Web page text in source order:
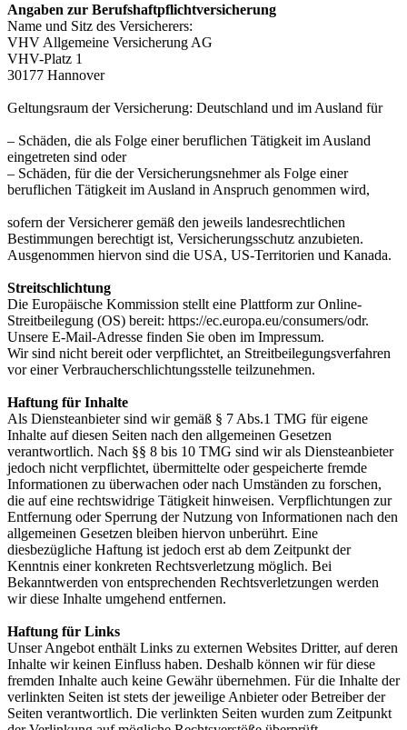
Angaben zur Berufshaftpflichtversicherung
Name und Sitz des Versicherers:
VHV Allgemeine Versicherung AG
VHV-Platz 1
30177 Hannover
Geltungsraum der Versicherung: Deutschland und im Ausland für
– Schäden, die als Folge einer beruflichen Tätigkeit im Ausland
eingetreten sind oder
– Schäden, für die der Versicherungsnehmer als Folge einer
beruflichen Tätigkeit im Ausland in Anspruch genommen wird,
sofern der Versicherer gemäß den jeweils landesrechtlichen
Bestimmungen berechtigt ist, Versicherungsschutz anzubieten.
Ausgenommen hiervon sind die USA, US-Territorien und Kanada.
Streitschlichtung
Die Europäische Kommission stellt eine Plattform zur Online-
Streitbeilegung (OS) bereit: https://ec.europa.eu/consumers/odr.
Unsere E-Mail-Adresse finden Sie oben im Impressum.
Wir sind nicht bereit oder verpflichtet, an Streitbeilegungsverfahren
vor einer Verbraucherschlichtungsstelle teilzunehmen.
Haftung für Inhalte
Als Diensteanbieter sind wir gemäß § 7 Abs.1 TMG für eigene
Inhalte auf diesen Seiten nach den allgemeinen Gesetzen
verantwortlich. Nach §§ 8 bis 10 TMG sind wir als Diensteanbieter
jedoch nicht verpflichtet, übermittelte oder gespeicherte fremde
Informationen zu überwachen oder nach Umständen zu forschen,
die auf eine rechtswidrige Tätigkeit hinweisen. Verpflichtungen zur
Entfernung oder Sperrung der Nutzung von Informationen nach den
allgemeinen Gesetzen bleiben hiervon unberührt. Eine
diesbezügliche Haftung ist jedoch erst ab dem Zeitpunkt der
Kenntnis einer konkreten Rechtsverletzung möglich. Bei
Bekanntwerden von entsprechenden Rechtsverletzungen werden
wir diese Inhalte umgehend entfernen.
Haftung für Links
Unser Angebot enthält Links zu externen Websites Dritter, auf deren
Inhalte wir keinen Einfluss haben. Deshalb können wir für diese
fremden Inhalte auch keine Gewähr übernehmen. Für die Inhalte der
verlinkten Seiten ist stets der jeweilige Anbieter oder Betreiber der
Seiten verantwortlich. Die verlinkten Seiten wurden zum Zeitpunkt